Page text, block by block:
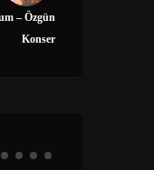
– Özgün
Konser